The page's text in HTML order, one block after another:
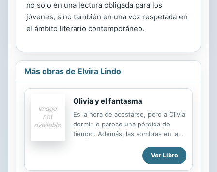
no solo en una lectura obligada para los
jóvenes, sino también en una voz respetada en
el ámbito literario contemporáneo.
Más obras de Elvira Lindo
Olivia y el fantasma
Es la hora de acostarse, pero a Olivia
dormir le parece una pérdida de
tiempo. Además, las sombras en la
padre tiene que tranquilizarla.Ver Libro